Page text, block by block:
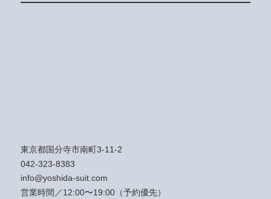
東京都国分寺市南町3-11-2
042-323-8383
info@yoshida-suit.com
営業時間／12:00〜19:00（予約優先）